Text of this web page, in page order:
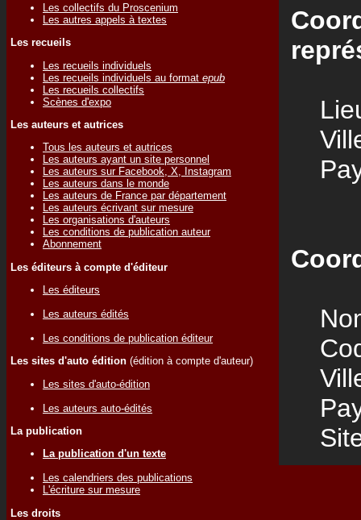
Les collectifs du Proscenium
Les autres appels à textes
Les recueils
Les recueils individuels
Les recueils individuels au format epub
Les recueils collectifs
Scènes d'expo
Les auteurs et autrices
Tous les auteurs et autrices
Les auteurs ayant un site personnel
Les auteurs sur Facebook, X, Instagram
Les auteurs dans le monde
Les auteurs de France par département
Les auteurs écrivant sur mesure
Les organisations d'auteurs
Les conditions de publication auteur
Abonnement
Les éditeurs à compte d'éditeur
Les éditeurs
Les auteurs édités
Les conditions de publication éditeur
Les sites d'auto édition (édition à compte d'auteur)
Les sites d'auto-édition
Les auteurs auto-édités
La publication
La publication d'un texte
Les calendriers des publications
L'écriture sur mesure
Les droits